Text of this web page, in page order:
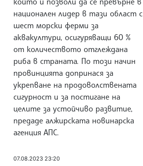
национален лидер в тази област с
шест морски ферми за
аквакултури, осигуряващи 60 %
от количеството отглеждана
риба в страната. По този начин
провинцията допринася за
укрепване на продоволствената
сигурност и за постигане на
целите за устойчиво развитие,
предаде алжирската новинарска
агенция АПС.
07.08.2023 23:20